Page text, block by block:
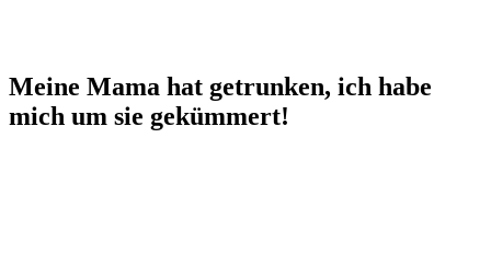
Meine Mama hat getrunken, ich habe
mich um sie gekümmert!